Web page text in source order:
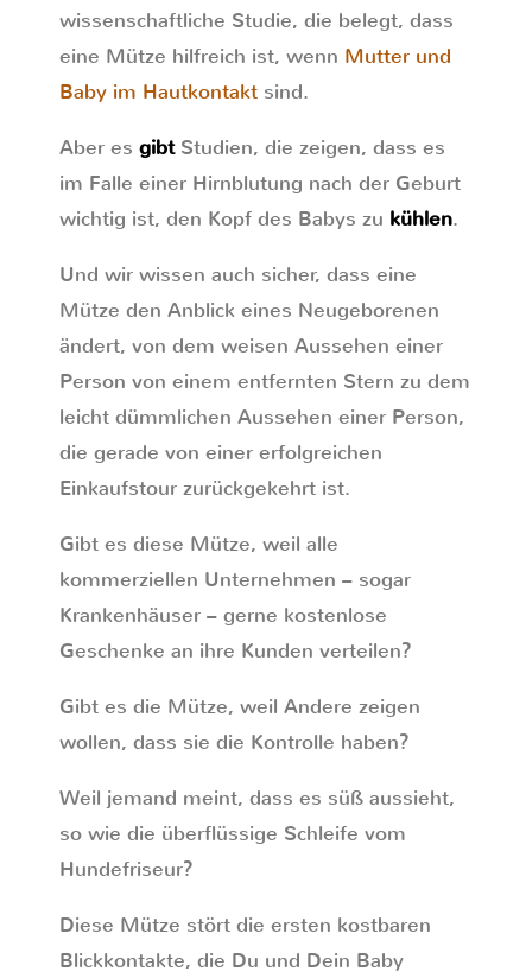
wissenschaftliche Studie, die belegt, dass
eine Mütze hilfreich ist, wenn Mutter und
Baby im Hautkontakt sind.
Aber es gibtStudien, die zeigen, dass es
im Falle einer Hirnblutung nach der Geburt
wichtig ist, den Kopf des Babys zu kühlen.
Und wir wissen auch sicher, dass eine
Mütze den Anblick eines Neugeborenen
ändert, von dem weisen Aussehen einer
Person von einem entfernten Stern zu dem
leicht dümmlichen Aussehen einer Person,
die gerade von einer erfolgreichen
Einkaufstour zurückgekehrt ist.
Gibt es diese Mütze, weil alle
kommerziellen Unternehmen – sogar
Krankenhäuser – gerne kostenlose
Geschenke an ihre Kunden verteilen?
Gibt es die Mütze, weil Andere zeigen
wollen, dass sie die Kontrolle haben?
Weil jemand meint, dass es süß aussieht,
so wie die überflüssige Schleife vom
Hundefriseur?
Diese Mütze stört die ersten kostbaren
Blickkontakte, die Du und Dein Baby